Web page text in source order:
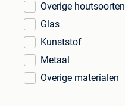
Overige houtsoorten
Glas
Kunststof
Metaal
Overige materialen